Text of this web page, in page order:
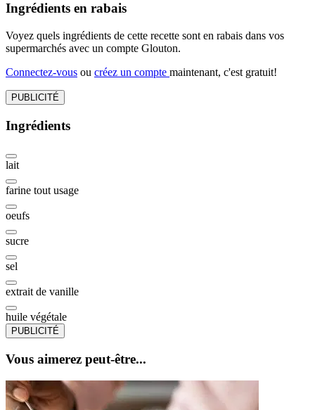
Ingrédients en rabais
Voyez quels ingrédients de cette recette sont en rabais dans vos
supermarchés avec un compte Glouton.
Connectez-vous ou créez un compte maintenant, c'est gratuit!
PUBLICITÉ
Ingrédients
lait
farine tout usage
oeufs
sucre
sel
extrait de vanille
huile végétale
PUBLICITÉ
Vous aimerez peut-être...